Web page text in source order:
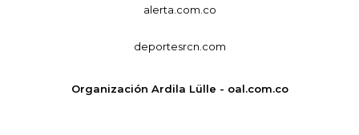
alerta.com.co
deportesrcn.com
Organización Ardila Lülle - oal.com.co